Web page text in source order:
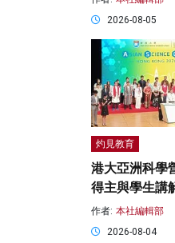
2026-08-05
灼見教育
港大亞洲科學
得主與學生講
作者: 本社編輯部
2026-08-04